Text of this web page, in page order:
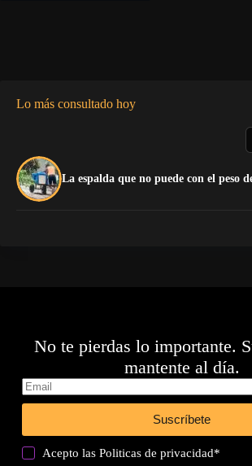
Lo más consultado hoy
La espalda que no puede con el peso
No te pierdas lo importante.
mantente al día.
Suscríbete
Acepto lasPoliticas de privacidad*